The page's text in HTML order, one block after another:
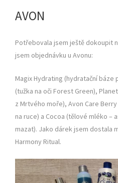
AVON
Potřebovala jsem ještě dokoupit
jsem objednávku u Avonu:
Magix Hydrating (hydratační
(tužka na oči Forest Green),
z Mrtvého moře), Avon Care
na ruce) a Cocoa (tělové mléko –
mazat). Jako dárek jsem dostala
Harmony Ritual.